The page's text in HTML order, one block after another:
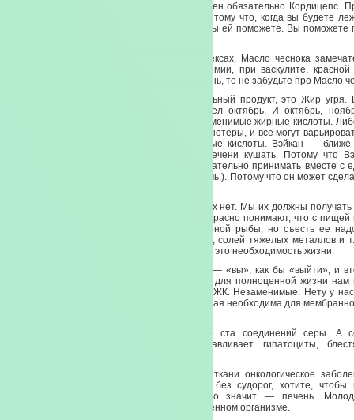
Если мы имеем патологию печени, нам нужен обязательно Кордицепс.
позже, тем лучше, в 12 ночи, в час ночи. Потому что, когда вы будете
собирать и фильтровать через себя кровь, вы ей поможете. Вы поможете
Кстати, если говорить об иммунных комплексах, Масло чеснока
системных заболеваниях — при склеродермии, при васкулите, красной
печень ответственна за соединительную ткань, то не забудьте про Масло
У нас есть такой, на самом деле удивительный продукт, это Жир угря.
осенне-весеннего применения. Вот подошел октябрь. И октябрь,
февраль, март должны все время идти незаменимые жирные кислоты.
женщины могут это варьировать с Маслом энотеры, и все могут
где тоже есть НЖК — незаменимые жирные кислоты. Вэйкан — ближе
расцвет. Вэйкан тоже на ночь — дайте печени кушать. Потому что
восстанавливает липотоциты. Жир угря желательно принимать вместе с
по 2 капсулы, последний прием лучше на ночь.). Потому что он может
Мы не можем синтезировать НЖК — у нас их нет. Мы их должны
пищу мы говорить не будем, так как все прекрасно понимают, что с пищей
НЖК хорошо бы получать из хорошей жирной рыбы, но съесть ее
Желательно чтобы в ней не было гормонов, солей тяжелых металлов и
НЖК, клетчатка — это не коммерческий трюк, это необходимость жизни.
Не выживание! Т.к. в этом слове два корня — «вы», как бы «выйти», и
хочет выйти из жизни? Надо жить! Так вот, для полноценной жизни
баланс нашего питания, нам необходимы НЖК. Незаменимые. Нету у нас
же, как у нас нет аминокислоты таурин, которая необходима для
Кстати, Чесночное масло содержит около ста соединений серы. А
противоаллергизатор, прекрасно восстанавливает гипатоциты,
При нормально развитой соединительной ткани онкологическое
может. Хотите садиться в любой позе и без судорог, хотите,
поддерживайте связочный аппарат, а это значит — печень.
устанавливает сам, заботясь о своем собственном организме.